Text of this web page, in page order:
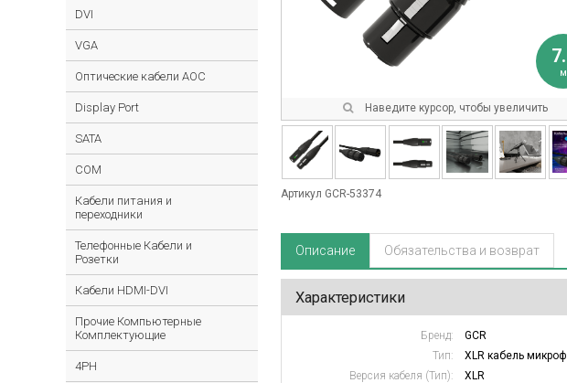
DVI
VGA
Оптические кабели AOC
Display Port
SATA
COM
Кабели питания и
переходники
Телефонные Кабели и
Розетки
Кабели HDMI-DVI
Прочие Компьютерные
Комплектующие
4PH
м
Наведите курсор, чтобы увеличить
Артикул GCR-53374
Описание Обязательства и возврат
Характеристики
Бренд:
GCR
Тип:
XLR кабель
Версия кабеля (Тип):
XLR